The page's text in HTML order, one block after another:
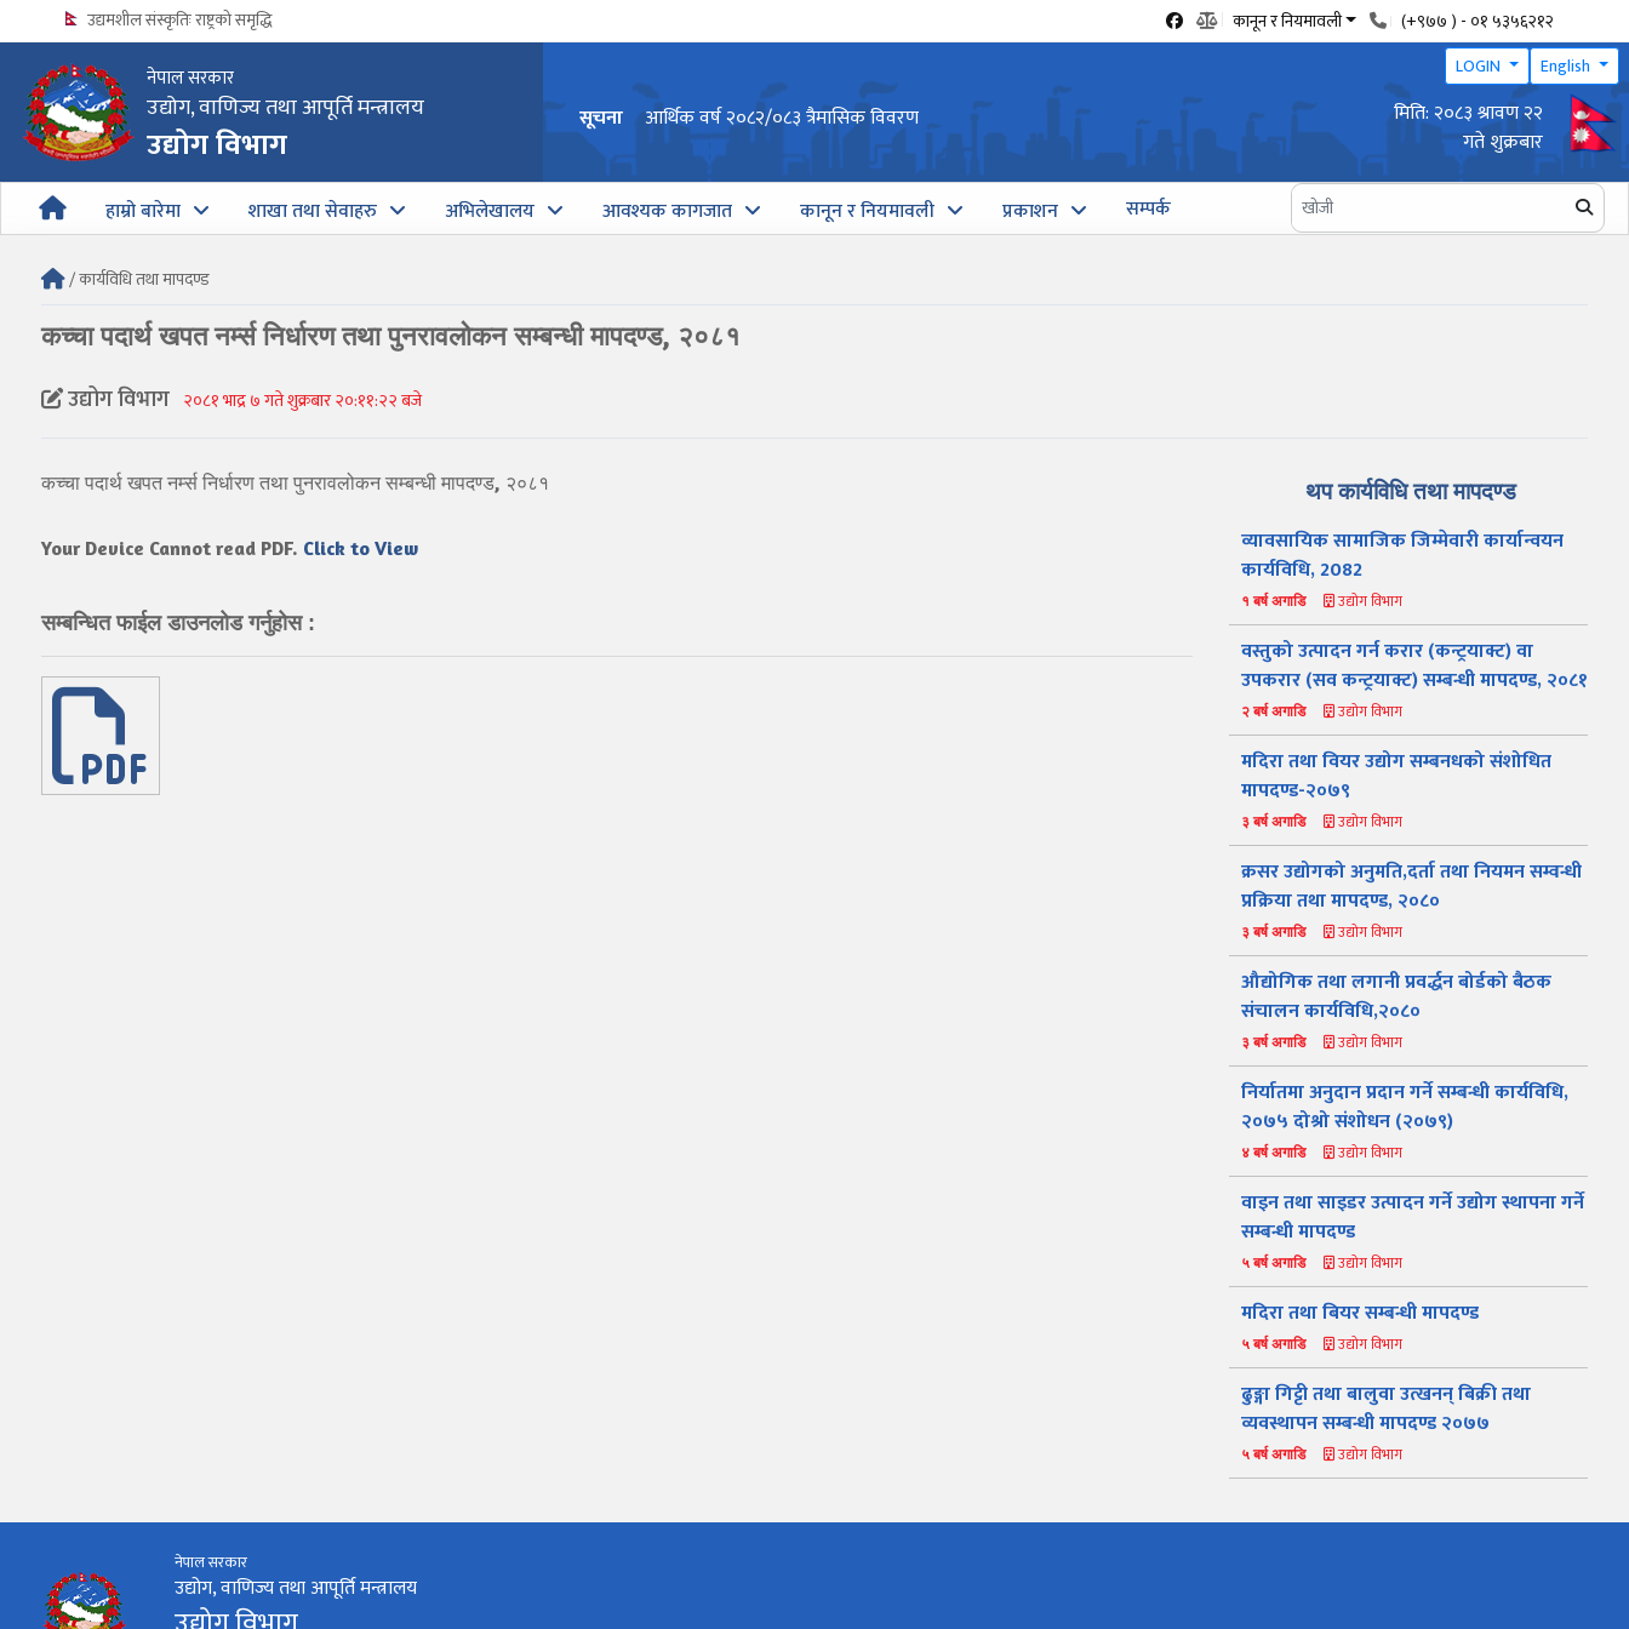
उद्यमशील संस्कृतिः राष्ट्रको समृद्धि कानून र नियमावली (+९७७ ) - ०१ ५३५६२१२
नेपाल सरकार
उद्योग, वाणिज्य तथा आपूर्ति मन्त्रालय
उद्योग विभाग
LOGIN English
सूचना
उद्योग विभागको अत्यन्त जरुरी सूचना आर्थिक वर्ष २०८२/०८३ त्रैमासिक विवरण वार्षिक उद्योग प्रगति प्रतिवेदन पेश गर्ने सम्बन्धी सूचना
मिति: २०८३ श्रावण २२
गते शुक्रबार
हाम्रो बारेमा शाखा तथा सेवाहरु अभिलेखालय आवश्यक कागजात कानून र नियमावली प्रकाशन सम्पर्क
/ कार्यविधि तथा मापदण्ड
कच्चा पदार्थ खपत नर्म्स निर्धारण तथा पुनरावलोकन सम्बन्धी मापदण्ड, २०८१
उद्योग विभाग २०८१ भाद्र ७ गते शुक्रबार २०:११:२२ बजे
कच्चा पदार्थ खपत नर्म्स निर्धारण तथा पुनरावलोकन सम्बन्धी मापदण्ड, २०८१
Your Device Cannot read PDF. Click to View
सम्बन्धित फाईल डाउनलोड गर्नुहोस :
थप कार्यविधि तथा मापदण्ड
व्यावसायिक सामाजिक जिम्मेवारी कार्यान्वयन
कार्यविधि, 2082
१ बर्ष अगाडि उद्योग विभाग
‍वस्तुको उत्पादन गर्न करार (कन्ट्रयाक्ट) वा
उपकरार (सव कन्ट्रयाक्ट) सम्बन्धी मापदण्ड, २०८१
२ बर्ष अगाडि उद्योग विभाग
मदिरा तथा वियर उद्योग सम्बनधको संशोधित
मापदण्ड-२०७९
३ बर्ष अगाडि उद्योग विभाग
क्रसर उद्योगको अनुमति,दर्ता तथा नियमन सम्वन्धी
प्रक्रिया तथा मापदण्ड, २०८०
३ बर्ष अगाडि उद्योग विभाग
औद्योगिक तथा लगानी प्रवर्द्धन बोर्डको बैठक
संचालन कार्यविधि,२०८०
३ बर्ष अगाडि उद्योग विभाग
निर्यातमा अनुदान प्रदान गर्ने सम्बन्धी कार्यविधि,
२०७५ दोश्रो संशोधन (२०७९)
४ बर्ष अगाडि उद्योग विभाग
वाइन तथा साइडर उत्पादन गर्ने उद्योग स्थापना गर्ने
सम्बन्धी मापदण्ड
५ बर्ष अगाडि उद्योग विभाग
मदिरा तथा बियर सम्बन्धी मापदण्ड
५ बर्ष अगाडि उद्योग विभाग
ढुङ्गा गिट्टी तथा बालुवा उत्खनन् बिक्री तथा
व्यवस्थापन सम्बन्धी मापदण्ड २०७७
५ बर्ष अगाडि उद्योग विभाग
नेपाल सरकार
उद्योग, वाणिज्य तथा आपूर्ति मन्त्रालय